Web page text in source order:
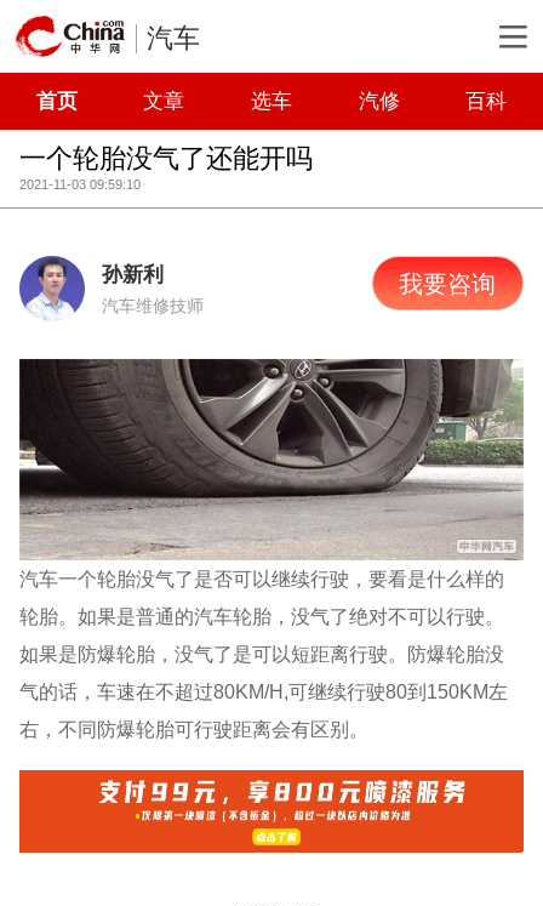
汽车
首页 文章 选车 汽修 百科
一个轮胎没气了还能开吗
2021-11-03 09:59:10
孙新利
汽车维修技师
我要咨询
汽车一个轮胎没气了是否可以继续行驶，要看是什么样的
轮胎。如果是普通的汽车轮胎，没气了绝对不可以行驶。
如果是防爆轮胎，没气了是可以短距离行驶。防爆轮胎没
气的话，车速在不超过80KM/H,可继续行驶80到150KM左
右，不同防爆轮胎可行驶距离会有区别。